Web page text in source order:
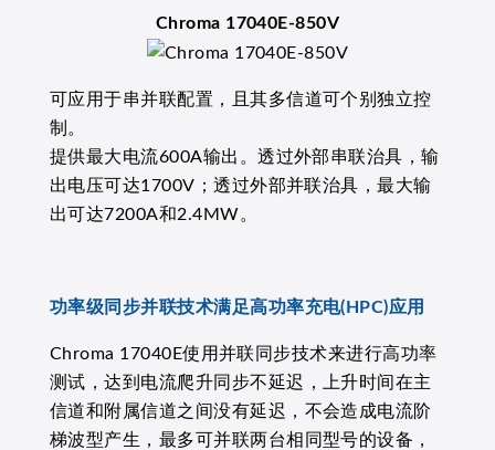
Chroma 17040E-850V
可应用于串并联配置，且其多信道可个别独立控
制。
提供最大电流600A输出。透过外部串联治具，输
出电压可达1700V；透过外部并联治具，最大输
出可达7200A和2.4MW。
功率级同步并联技术满足高功率充电(HPC)应用
Chroma 17040E使用并联同步技术来进行高功率
测试，达到电流爬升同步不延迟，上升时间在主
信道和附属信道之间没有延迟，不会造成电流阶
梯波型产生，最多可并联两台相同型号的设备，